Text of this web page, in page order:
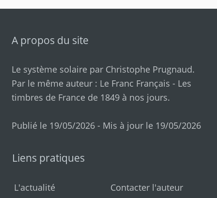
A propos du site
Le système solaire par Christophe Prugnaud.
Par le même auteur : Le Franc Français - Les
timbres de France de 1849 à nos jours.
Publié le 19/05/2026 - Mis à jour le 19/05/2026
Liens pratiques
L'actualité
Contacter l'auteur